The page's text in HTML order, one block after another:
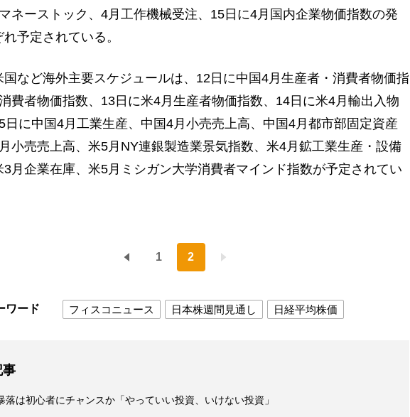
ネーストック、4月工作機械受注、15日に4月国内企業物価指数の発
予定されている。
など海外主要スケジュールは、12日に中国4月生産者・消費者物価指
費者物価指数、13日に米4月生産者物価指数、14日に米4月輸出入物
日に中国4月工業生産、中国4月小売売上高、中国4月都市部固定資産
小売売上高、米5月NY連銀製造業景気指数、米4月鉱工業生産・設備
3月企業在庫、米5月ミシガン大学消費者マインド指数が予定されてい
1 2
ワード フィスコニュース 日本株週間見通し 日経平均株価
事
落は初心者にチャンスか「やっていい投資、いけない投資」